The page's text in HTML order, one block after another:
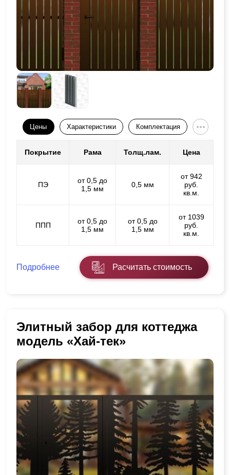
Цены Характеристики Комплектация
Покрытие Рама Толщ.лам. Цена
ПЭ
от 0,5 до
1,5 мм
0,5 мм
от 942
руб.
кв.м.
ППП
от 0,5 до
1,5 мм
от 0,5 до
1,5 мм
от 1039
руб.
кв.м.
Подробнее Расчитать стоимость
Элитный забор для коттеджа
модель «Хай-тек»